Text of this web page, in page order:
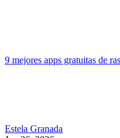
9 mejores apps gratuitas de
Estela Granada